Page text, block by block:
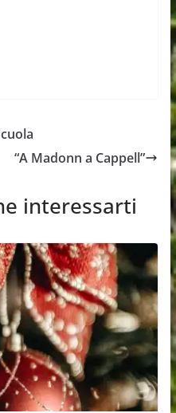
“A Madonn a Cappell”
interessarti